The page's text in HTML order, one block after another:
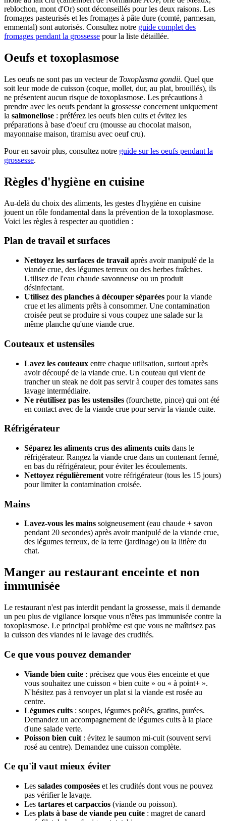
reblochon, mont d'Or) sont déconseillés pour les deux raisons. Les
fromages pasteurisés et les fromages à pâte dure (comté, parmesan,
emmental) sont autorisés. Consultez notre guide complet des
fromages pendant la grossesse pour la liste détaillée.
Oeufs et toxoplasmose
Les oeufs ne sont pas un vecteur de Toxoplasma gondii. Quel que
soit leur mode de cuisson (coque, mollet, dur, au plat, brouillés), ils
ne présentent aucun risque de toxoplasmose. Les précautions à
prendre avec les oeufs pendant la grossesse concernent uniquement
la salmonellose : préférez les oeufs bien cuits et évitez les
préparations à base d'oeuf cru (mousse au chocolat maison,
mayonnaise maison, tiramisu avec oeuf cru).
Pour en savoir plus, consultez notre guide sur les oeufs pendant la
grossesse.
Règles d'hygiène en cuisine
Au-delà du choix des aliments, les gestes d'hygiène en cuisine
jouent un rôle fondamental dans la prévention de la toxoplasmose.
Voici les règles à respecter au quotidien :
Plan de travail et surfaces
Nettoyez les surfaces de travail après avoir manipulé de la
viande crue, des légumes terreux ou des herbes fraîches.
Utilisez de l'eau chaude savonneuse ou un produit
désinfectant.
Utilisez des planches à découper séparées pour la viande
crue et les aliments prêts à consommer. Une contamination
croisée peut se produire si vous coupez une salade sur la
même planche qu'une viande crue.
Couteaux et ustensiles
Lavez les couteaux entre chaque utilisation, surtout après
avoir découpé de la viande crue. Un couteau qui vient de
trancher un steak ne doit pas servir à couper des tomates sans
lavage intermédiaire.
Ne réutilisez pas les ustensiles (fourchette, pince) qui ont été
en contact avec de la viande crue pour servir la viande cuite.
Réfrigérateur
Séparez les aliments crus des aliments cuits dans le
réfrigérateur. Rangez la viande crue dans un contenant fermé,
en bas du réfrigérateur, pour éviter les écoulements.
Nettoyez régulièrement votre réfrigérateur (tous les 15 jours)
pour limiter la contamination croisée.
Mains
Lavez-vous les mains soigneusement (eau chaude + savon
pendant 20 secondes) après avoir manipulé de la viande crue,
des légumes terreux, de la terre (jardinage) ou la litière du
chat.
Manger au restaurant enceinte et non
immunisée
Le restaurant n'est pas interdit pendant la grossesse, mais il demande
un peu plus de vigilance lorsque vous n'êtes pas immunisée contre la
toxoplasmose. Le principal problème est que vous ne maîtrisez pas
la cuisson des viandes ni le lavage des crudités.
Ce que vous pouvez demander
Viande bien cuite : précisez que vous êtes enceinte et que
vous souhaitez une cuisson « bien cuite » ou « à point+ ».
N'hésitez pas à renvoyer un plat si la viande est rosée au
centre.
Légumes cuits : soupes, légumes poêlés, gratins, purées.
Demandez un accompagnement de légumes cuits à la place
d'une salade verte.
Poisson bien cuit : évitez le saumon mi-cuit (souvent servi
rosé au centre). Demandez une cuisson complète.
Ce qu'il vaut mieux éviter
Les salades composées et les crudités dont vous ne pouvez
pas vérifier le lavage.
Les tartares et carpaccios (viande ou poisson).
Les plats à base de viande peu cuite : magret de canard